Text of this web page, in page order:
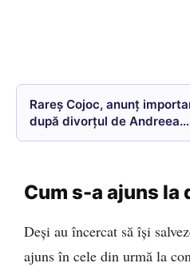
Rareș Cojoc, anunț
după divorțul de Andreea
Popescu. Este prima
Cum s-a ajuns la
Deși au încercat să își
ajuns în cele din urmă la